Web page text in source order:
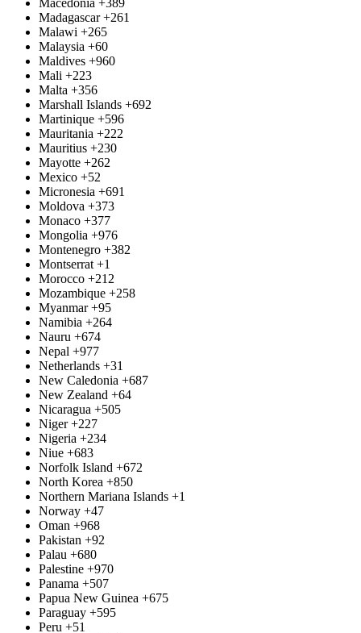
Macedonia +389
Madagascar +261
Malawi +265
Malaysia +60
Maldives +960
Mali +223
Malta +356
Marshall Islands +692
Martinique +596
Mauritania +222
Mauritius +230
Mayotte +262
Mexico +52
Micronesia +691
Moldova +373
Monaco +377
Mongolia +976
Montenegro +382
Montserrat +1
Morocco +212
Mozambique +258
Myanmar +95
Namibia +264
Nauru +674
Nepal +977
Netherlands +31
New Caledonia +687
New Zealand +64
Nicaragua +505
Niger +227
Nigeria +234
Niue +683
Norfolk Island +672
North Korea +850
Northern Mariana Islands +1
Norway +47
Oman +968
Pakistan +92
Palau +680
Palestine +970
Panama +507
Papua New Guinea +675
Paraguay +595
Peru +51